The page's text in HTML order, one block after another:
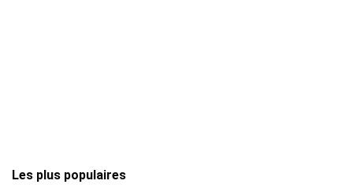
Les plus populaires